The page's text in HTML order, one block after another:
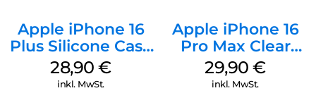
Apple iPhone 16
Plus Silicone Case
MagSafe Black
28,90€
inkl. MwSt.
Apple iPhone 16
Pro Max Clear
Case MagSafe
Transparent
29,90€
inkl. MwSt.